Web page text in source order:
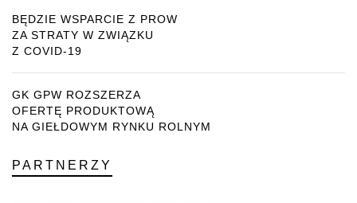
BĘDZIE WSPARCIE Z PROW
ZA STRATY W ZWIĄZKU
Z COVID-19
GK GPW ROZSZERZA
OFERTĘ PRODUKTOWĄ
NA GIEŁDOWYM RYNKU ROLNYM
PARTNERZY